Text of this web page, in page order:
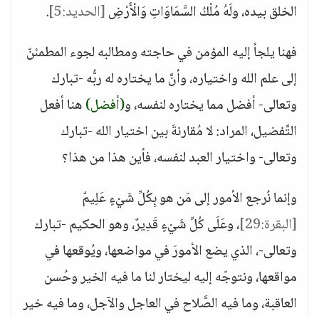
الخلق بيده، ولَهُ مُلْكُ السَّمَاوَاتِ وَالْأَرْضِ[الحديد:5] .
فهنا يلجأ إليه المؤمن في حاجته ومطالبه لجوء المطمئنّ
إلى علم الله واختياره، وأنَّ ما يختاره له ربُّه -تبارك
وتعالى- أفضل مما يختاره لنفسه، و(أفضل)هنا أفعل
التَّفضيل، المراد: لا مُقارنةَ بين اختيار الله -تبارك
وتعالى- واختيار العبد لنفسه، فأين هذا من هذا؟
وإنما نُرجع الأمور إلى مَن هو بِكُلِّ شَيْءٍ عَلِيمٌ
[البقرة:29]
، وعَلَى كُلِّ شَيْءٍ قَدِيرٌ، وهو الحكيم -تبارك
وتعالى-، الذي يضع الأمورَ في مواضعها، ويُوقعها في
مواقعها، ونتوجّه إليه ليختار لنا ما فيه الخير وحُسن
العاقبة، وما فيه الصَّلاح في العاجل والآجل، وما فيه خير